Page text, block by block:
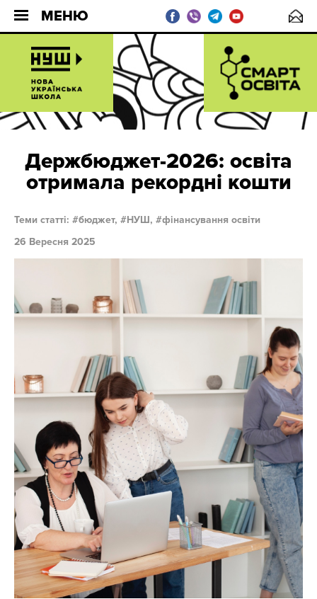
МЕНЮ
Держбюджет-2026: освіта
отримала рекордні кошти
Теми статті: бюджет, НУШ,
фінансування освіти
26 Вересня 2025